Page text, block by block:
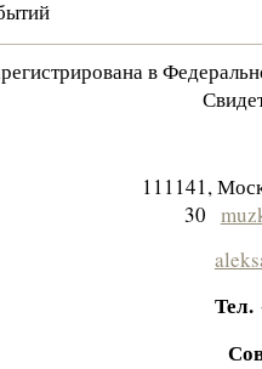
в
111141,
30
Тел.